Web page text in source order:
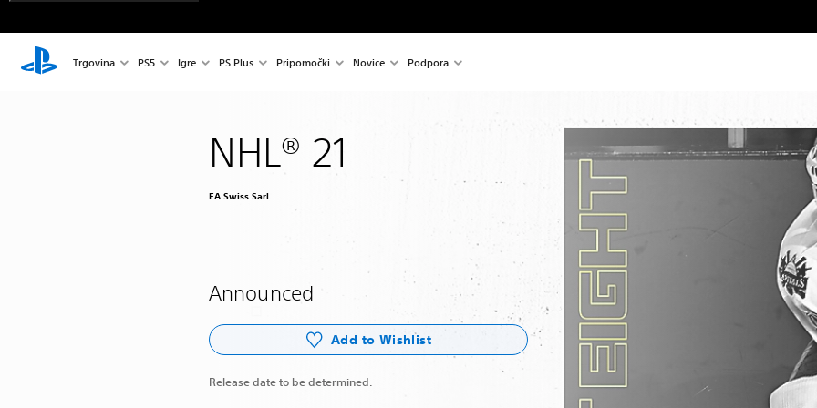
Trgovina PS5 Igre PS Plus Pripomočki Novice Podpora
NHL® 21
EA Swiss Sarl
Announced
Add to Wishlist
Release date to be determined.